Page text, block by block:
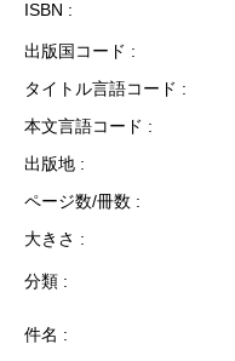
ISBN
出版国コード
タイトル言語コード
本文言語コード
出版地
ページ数/冊数
大きさ
分類
件名